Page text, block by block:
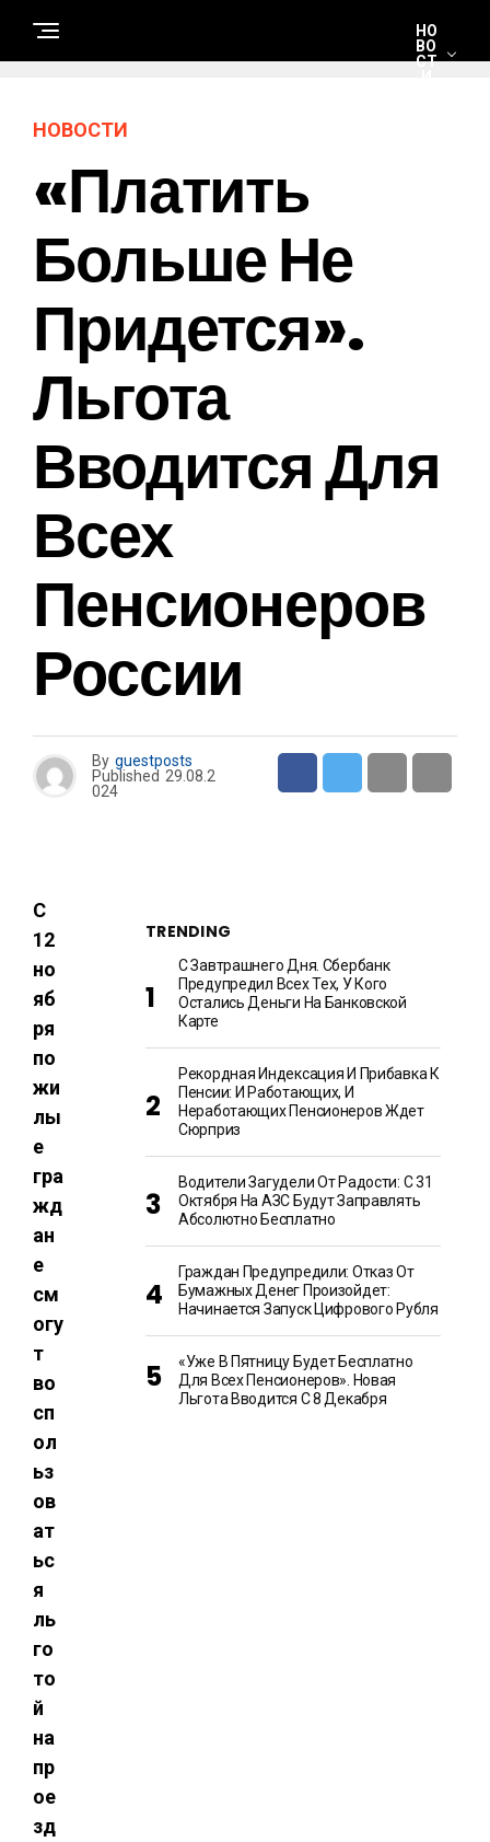
НО
ВО
СТ
НОВОСТИ
«Платить
Больше Не
Придется».
Льгота
Вводится Для
Всех
Пенсионеров
России
By guestposts
Published 29.08.2
024
С
12
но
яб
ря
по
жи
лы
е
гра
жд
ан
е
см
огу
т
во
сп
ол
ьз
ов
ат
ьс
я
ль
го
то
й
на
пр
ое
зд
TRENDING
С Завтрашнего Дня. Сбербанк
Предупредил Всех Тех, У Кого
Остались Деньги На Банковской
Карте
Рекордная Индексация И Прибавка К
Пенсии: И Работающих, И
Неработающих Пенсионеров Ждет
Сюрприз
Водители Загудели От Радости: С 31
Октября На АЗС Будут Заправлять
Абсолютно Бесплатно
Граждан Предупредили: Отказ От
Бумажных Денег Произойдет:
Начинается Запуск Цифрового Рубля
«Уже В Пятницу Будет Бесплатно
Для Всех Пенсионеров». Новая
Льгота Вводится С 8 Декабря